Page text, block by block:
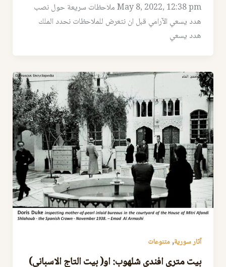
May 8, 2022, 12:38 pm ملاحظات سريعة حول نصب
هدد يسعي الآرامي قبل ان نتعرض للملاحظات نحدد الملك
هدد يسعي
آثار سورية,متنوعات
بيت متري افندي شلهوب: او( بيت التاج الاسباني)